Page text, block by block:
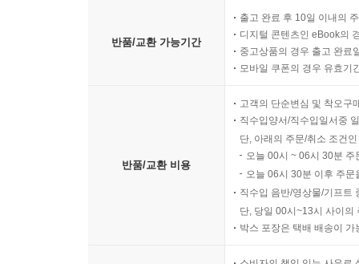
반품/교환 가능기간
출고 완료 후 10일 이내의
디지털 콘텐츠인 eBook의
중고상품의 경우 출고 완료
모바일 쿠폰의 경우 유효기
반품/교환 비용
고객의 단순변심 및 착오구
직수입양서/직수입일서중
단, 아래의 주문/취소 조건
오늘 00시 ~ 06시 30분
오늘 06시 30분 이후 주
직수입 음반/영상물/기프트
단, 당일 00시~13시 사이의
박스 포장은 택배 배송이